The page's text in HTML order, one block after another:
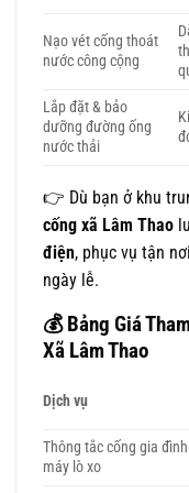
Nạo vét cống thoát
nước công cộng
Lắp đặt & bảo
dưỡng đường ống
nước thải
👉 Dù bạn ở khu
cống xã Lâm Thao
điện, phục vụ tận
ngày lễ.
💰Bảng Giá
Xã Lâm Thao
Dịch vụ
Thông tắc cống gia
máy lò xo